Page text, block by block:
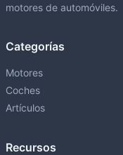
motores de automóviles.
Categorías
Motores
Coches
Artículos
Recursos